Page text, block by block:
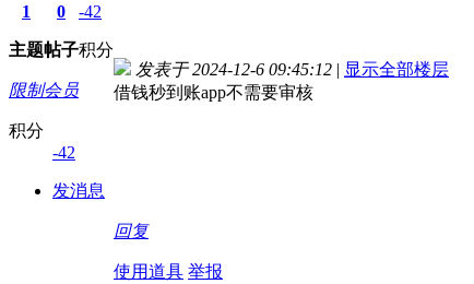
1
主题
0
帖子
-42
积分
限制会员
积分
-42
发消息
发表于 2024-12-6 09:45:12 | 显示全部楼层
借钱秒到账app不需要审核
回复
使用道具 举报